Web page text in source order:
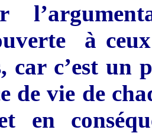
à
car c’est un
de vie de
en